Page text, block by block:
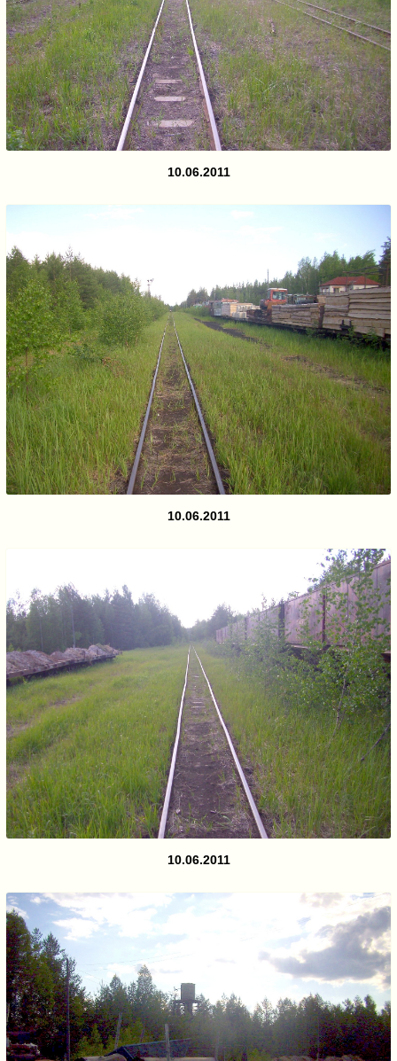
10.06.2011
10.06.2011
10.06.2011